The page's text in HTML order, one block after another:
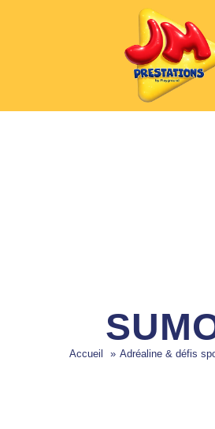
Accueil Adréaline & défis